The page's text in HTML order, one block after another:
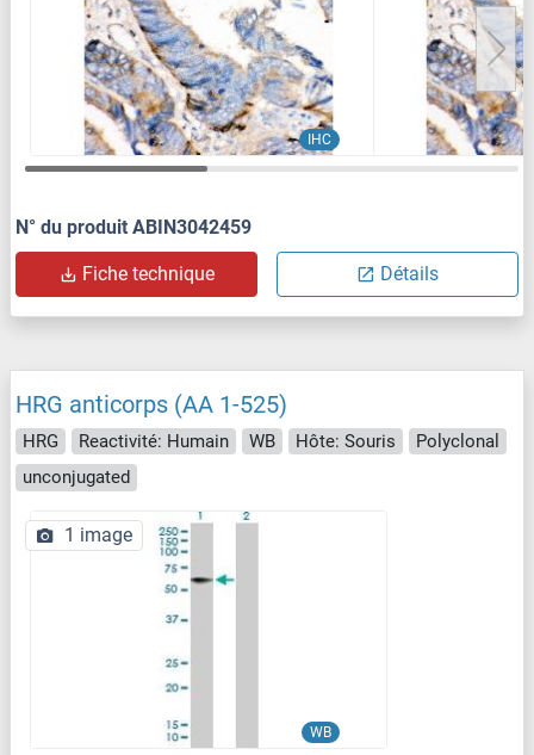
IHC
N° du produit ABIN3042459
Fiche technique Détails
HRG anticorps (AA 1-525)
HRG Reactivité: Humain WB Hôte: Souris
Polyclonal
unconjugated
WB
1 image